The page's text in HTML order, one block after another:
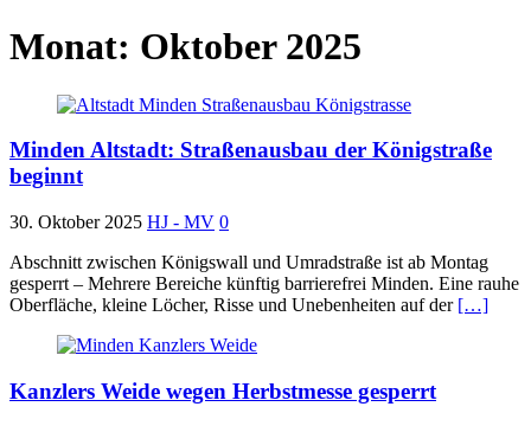
Monat: Oktober 2025
Minden Altstadt: Straßenausbau der Königstraße
beginnt
30. Oktober 2025 HJ - MV 0
Abschnitt zwischen Königswall und Umradstraße ist ab Montag
gesperrt – Mehrere Bereiche künftig barrierefrei Minden. Eine rauhe
Oberfläche, kleine Löcher, Risse und Unebenheiten auf der […]
Kanzlers Weide wegen Herbstmesse gesperrt